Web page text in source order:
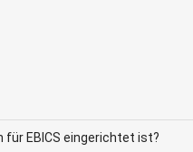
für EBICS eingerichtet ist?